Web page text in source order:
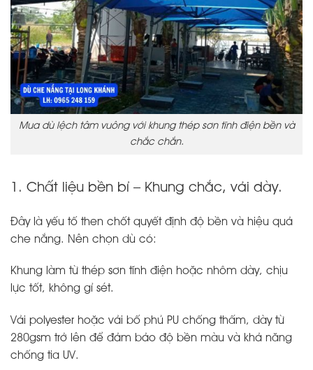
Mua dù lệch tâm vuông với khung thép sơn tĩnh điện bền và
chắc chắn.
1. Chất liệu bền bỉ – Khung chắc, vải dày.
Đây là yếu tố then chốt quyết định độ bền và hiệu quả
che nắng. Nên chọn dù có:
Khung làm từ thép sơn tĩnh điện hoặc nhôm dày, chịu
lực tốt, không gỉ sét.
Vải polyester hoặc vải bố phủ PU chống thấm, dày từ
280gsm trở lên để đảm bảo độ bền màu và khả năng
chống tia UV.